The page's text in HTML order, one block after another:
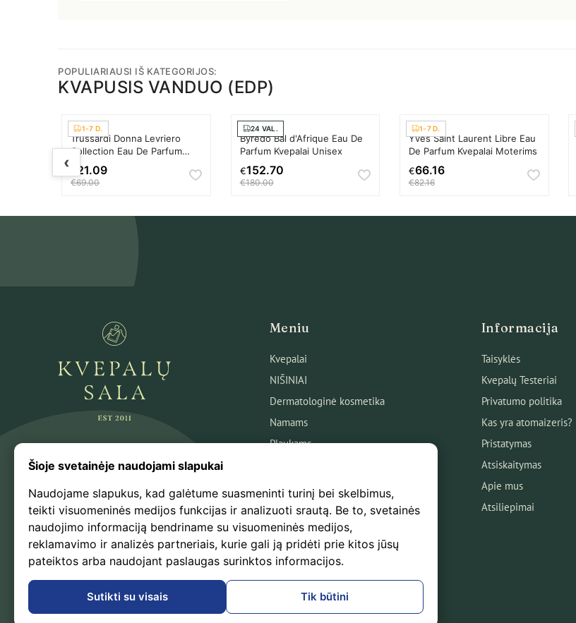
POPULIARIAUSI IŠ KATEGORIJOS:
KVAPUSIS VANDUO (EDP)
1-7 D.
Trussardi Donna Levriero
Collection Eau De Parfum
Kvepalai Moterims
21.09
€69.00
24 VAL.
Byredo Bal d'Afrique Eau De
Parfum Kvepalai Unisex
€152.70
€180.00
1-7 D.
Yves Saint Laurent Libre Eau
De Parfum Kvepalai Moterims
€66.16
€82.16
‹
Meniu
Kvepalai
NIŠINIAI
Dermatologinė kosmetika
Namams
Plaukams
Kūnui
Kosmetika
Naujausios
Išpardavimas
Kvepalų Blogas!
Informacija
Taisyklės
Kvepalų Testeriai
Privatumo politika
Kas yra atomaizeris?
Pristatymas
Atsiskaitymas
Apie mus
Atsiliepimai
Šioje svetainėje naudojami slapukai
Naudojame slapukus, kad galėtume suasmeninti turinį bei skelbimus,
teikti visuomeninės medijos funkcijas ir analizuoti srautą. Be to, svetainės
naudojimo informaciją bendriname su visuomeninės medijos,
reklamavimo ir analizės partneriais, kurie gali ją pridėti prie kitos jūsų
pateiktos arba naudojant paslaugas surinktos informacijos.
Sutikti su visais Tik būtini